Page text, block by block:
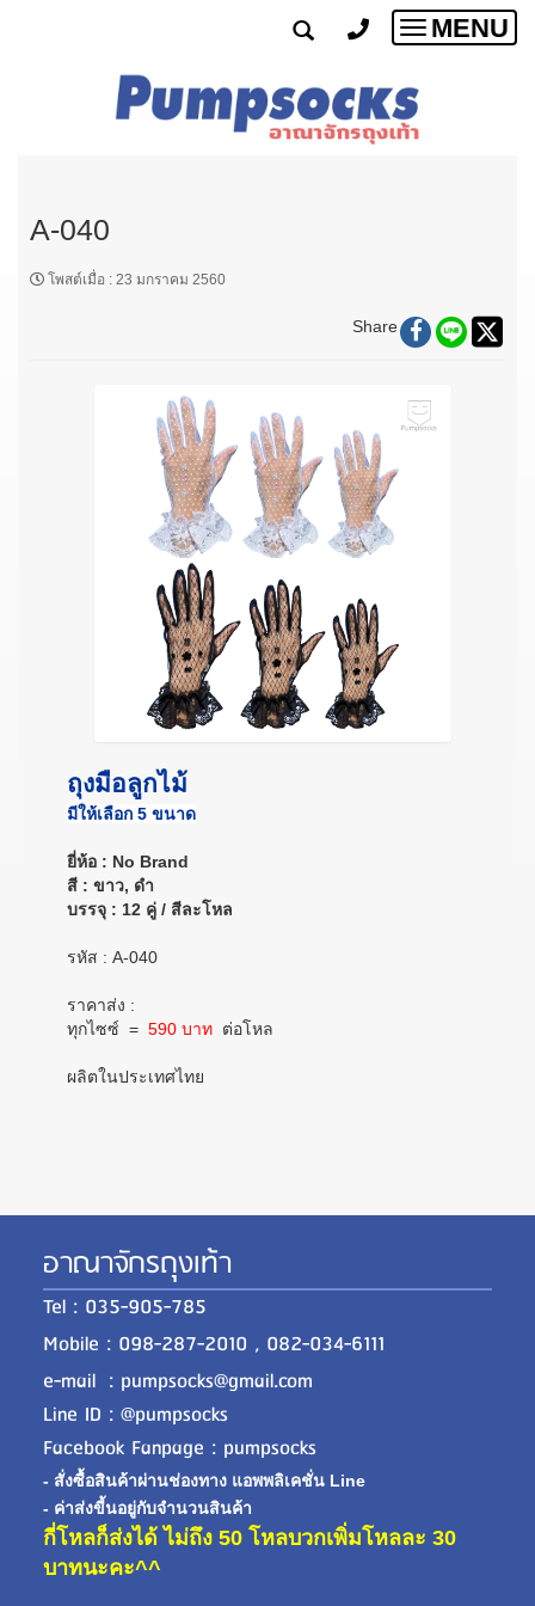
Toggle
MENU
A-040
โพสต์เมื่อ : 23 มกราคม 2560
Share
ถุงมือลูกไม้
มีให้เลือก 5 ขนาด
ยี่ห้อ : No Brand
สี : ขาว, ดำ
บรรจุ : 12 คู่ / สีละโหล
รหัส : A-040
ราคาส่ง :
ทุกไซซ์ = 590 บาท ต่อโหล
ผลิตในประเทศไทย
อาณาจักรถุงเท้า
Tel : 035-905-785
Mobile : 098-287-2010 , 082-034-6111
e-mail : pumpsocks@gmail.com
Line ID : @pumpsocks
Facebook Fanpage : pumpsocks
- สั่งซื้อสินค้าผ่านช่องทาง แอพพลิเคชั่น Line
- ค่าส่งขี้นอยู่กับจำนวนสินค้า
กี่โหลก็ส่งได้ ไม่ถึง 50 โหลบวกเพิ่มโหลละ 30
บาทนะคะ^^